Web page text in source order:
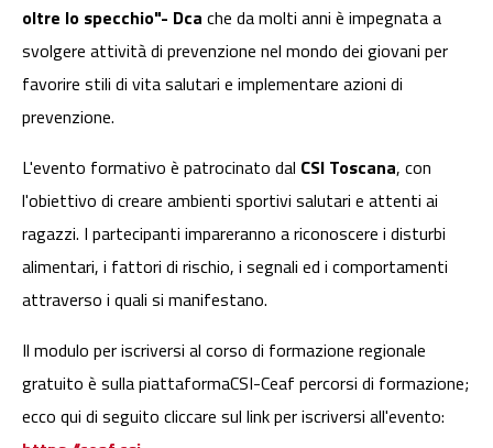
oltre lo specchio"- Dca che da molti anni è impegnata a
svolgere attività di prevenzione nel mondo dei giovani per
favorire stili di vita salutari e implementare azioni di
prevenzione.
L'evento formativo è patrocinato dal CSI Toscana, con
l'obiettivo di creare ambienti sportivi salutari e attenti ai
ragazzi. I partecipanti impareranno a riconoscere i disturbi
alimentari, i fattori di rischio, i segnali ed i comportamenti
attraverso i quali si manifestano.
Il modulo per iscriversi al corso di formazione regionale
gratuito è sulla piattaformaCSI-Ceaf percorsi di formazione;
ecco qui di seguito cliccare sul link per iscriversi all'evento: